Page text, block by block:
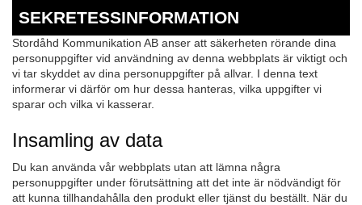
SEKRETESSINFORMATION
Stordåhd Kommunikation AB anser att säkerheten rörande dina
personuppgifter vid användning av denna webbplats är viktigt och
vi tar skyddet av dina personuppgifter på allvar. I denna text
informerar vi därför om hur dessa hanteras, vilka uppgifter vi
sparar och vilka vi kasserar.
Insamling av data
Du kan använda vår webbplats utan att lämna några
personuppgifter under förutsättning att det inte är nödvändigt för
att kunna tillhandahålla den produkt eller tjänst du beställt. När du